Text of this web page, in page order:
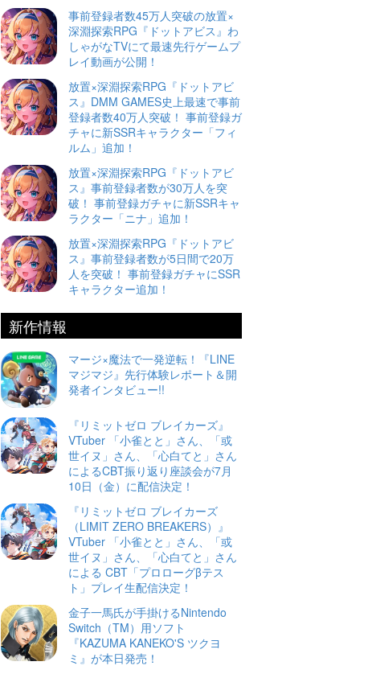
事前登録者数45万人突破の放置×
深淵探索RPG『ドットアビス』わ
しゃがなTVにて最速先行ゲームプ
レイ動画が公開！
放置×深淵探索RPG『ドットアビ
ス』DMM GAMES史上最速で事前
登録者数40万人突破！ 事前登録ガ
チャに新SSRキャラクター「フィ
ルム」追加！
放置×深淵探索RPG『ドットアビ
ス』事前登録者数が30万人を突
破！ 事前登録ガチャに新SSRキャ
ラクター「ニナ」追加！
放置×深淵探索RPG『ドットアビ
ス』事前登録者数が5日間で20万
人を突破！ 事前登録ガチャにSSR
キャラクター追加！
新作情報
マージ×魔法で一発逆転！『LINE
マジマジ』先行体験レポート＆開
発者インタビュー!!
『リミットゼロ ブレイカーズ』
VTuber 「小雀とと」さん、「或
世イヌ」さん、「心白てと」さん
によるCBT振り返り座談会が7月
10日（金）に配信決定！
『リミットゼロ ブレイカーズ
（LIMIT ZERO BREAKERS）』
VTuber 「小雀とと」さん、「或
世イヌ」さん、「心白てと」さん
による CBT「プロローグβテス
ト」プレイ生配信決定！
金子一馬氏が手掛けるNintendo
Switch（TM）用ソフト
『KAZUMA KANEKO'S ツクヨ
ミ』が本日発売！